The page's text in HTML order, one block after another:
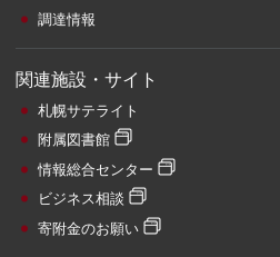
調達情報
関連施設・サイト
札幌サテライト
附属図書館
情報総合センター
ビジネス相談
寄附金のお願い